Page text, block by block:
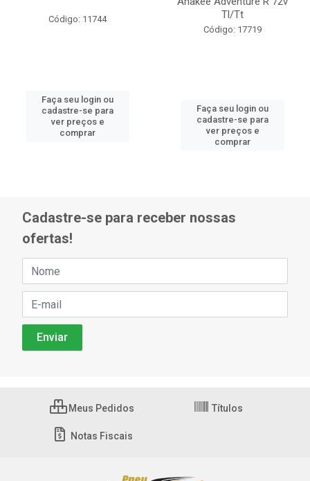
Código: 11744
Faça seu login ou
cadastre-se para
ver preços e
comprar
Tl/Tt
Código: 17719
Faça seu login ou
cadastre-se para
ver preços e
comprar
Cadastre-se para receber nossas
ofertas!
Meus Pedidos Títulos
Notas Fiscais